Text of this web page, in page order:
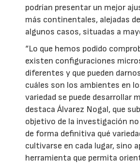
podrían presentar un mejor
más continentales, alejadas
algunos casos, situadas a
“Lo que hemos podido
existen configuraciones
diferentes y que pueden
cuáles son los ambientes en
variedad se puede desarrollar
destaca Álvarez Nogal, que
objetivo de la investigación
de forma definitiva qué
cultivarse en cada lugar, sino
herramienta que permita